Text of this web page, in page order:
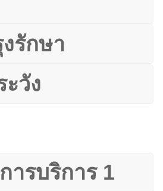
รักษา
วัง
ารบริการ 1